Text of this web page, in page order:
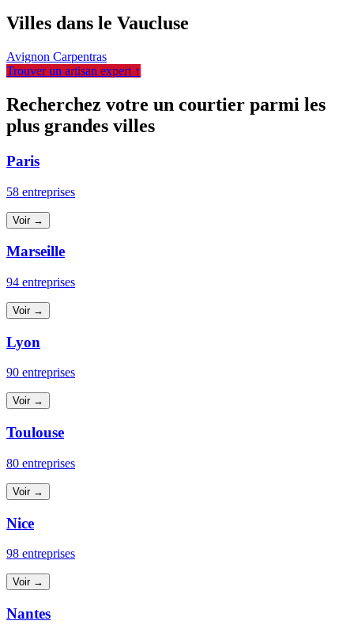
Villes dans le Vaucluse
Avignon Carpentras
Trouver un artisan expert ↑
Recherchez votre un courtier parmi les
plus grandes villes
Paris
58 entreprises
Voir →
Marseille
94 entreprises
Voir →
Lyon
90 entreprises
Voir →
Toulouse
80 entreprises
Voir →
Nice
98 entreprises
Voir →
Nantes